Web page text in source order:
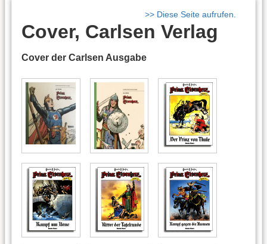
>> Diese Seite aufrufen.
Cover, Carlsen Verlag
Cover der Carlsen Ausgabe